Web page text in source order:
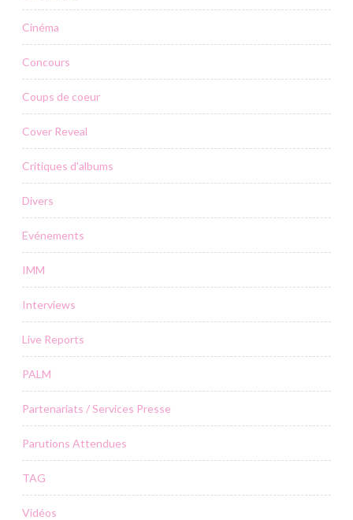
Cinéma
Concours
Coups de coeur
Cover Reveal
Critiques d'albums
Divers
Evénements
IMM
Interviews
Live Reports
PALM
Partenariats / Services Presse
Parutions Attendues
TAG
Vidéos